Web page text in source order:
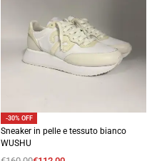
-30% OFF
Sneaker in pelle e tessuto bianco
WUSHU